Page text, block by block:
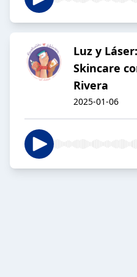
Luz y
Skincare
Rivera
2025-01-06